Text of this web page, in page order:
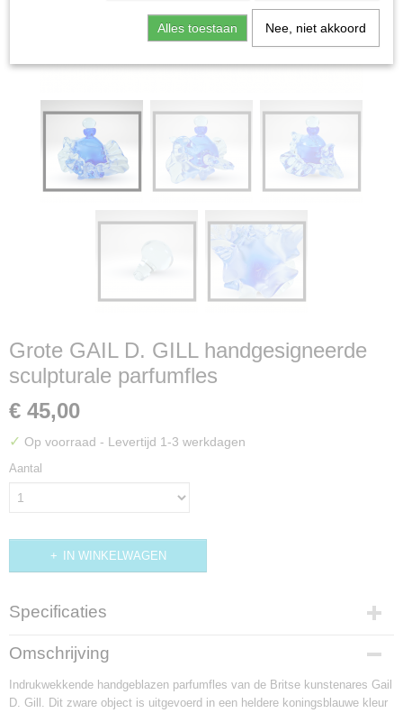
Grote GAIL D. GILL handgesigneerde
sculpturale parfumfles
€ 45,00
✓ Op voorraad - Levertijd 1-3 werkdagen
Aantal
IN WINKELWAGEN
Specificaties
Productcode
DIV116
Omschrijving
Indrukwekkende handgeblazen parfumfles van de Britse kunstenares Gail
D. Gill. Dit zware object is uitgevoerd in een heldere koningsblauwe kleur
Alles toestaan Nee, niet akkoord